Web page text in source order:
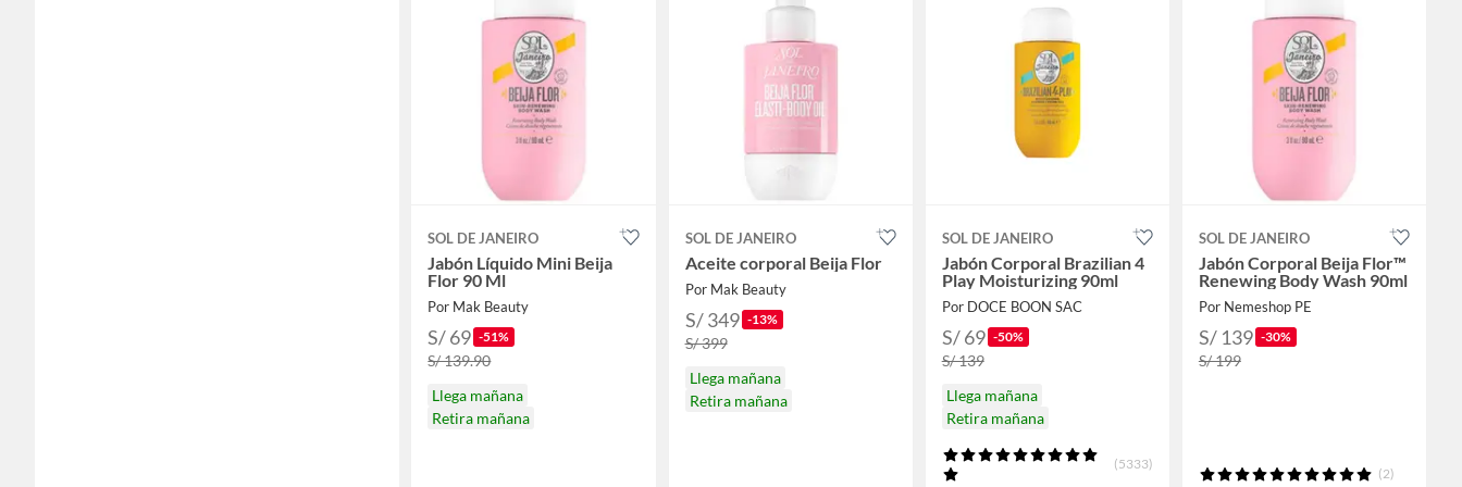
SOL DE JANEIRO
Jabón Líquido Mini Beija
Flor 90 Ml
Por Mak Beauty
S/ 69 -51%
S/ 139.90
Llega mañana
Retira mañana
SOL DE JANEIRO
Aceite corporal Beija Flor
Por Mak Beauty
S/ 349 -13%
S/ 399
Llega mañana
Retira mañana
SOL DE JANEIRO
Jabón Corporal Brazilian 4
Play Moisturizing 90ml
Por DOCE BOON SAC
S/ 69 -50%
S/ 139
Llega mañana
Retira mañana
(5333)
SOL DE JANEIRO
Jabón Corporal Beija Flor™
Renewing Body Wash 90ml
Por Nemeshop PE
S/ 139 -30%
S/ 199
(2)